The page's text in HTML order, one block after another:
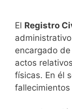
El Registro
encargado
actos
físicas. En él